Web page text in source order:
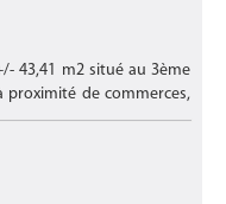
43,41 m2 situé au 3ème
de commerces,
et proche des axes